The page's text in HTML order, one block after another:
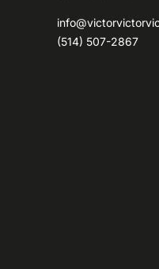
(514) 507-2867